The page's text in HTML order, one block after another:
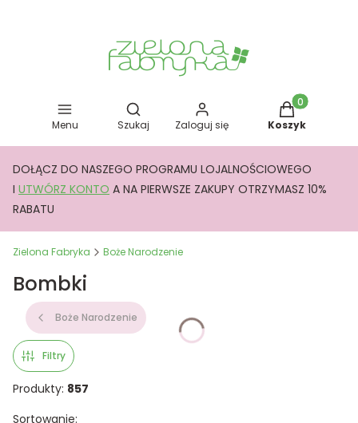
Menu
Otwórz wyszukiwarkę
Szukaj Zaloguj się
Produkty w
Koszyk
DOŁĄCZ DO NASZEGO PROGRAMU LOJALNOŚCIOWEGO
I UTWÓRZ KONTO A NA PIERWSZE ZAKUPY OTRZYMASZ 10%
RABATU
Zielona Fabryka Boże Narodzenie
Bombki
Boże Narodzenie
Filtry
Produkty: 857
Sortowanie: